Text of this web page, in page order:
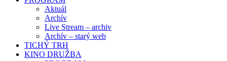
Aktuál
Archív
Live Stream – archiv
Archív – starý web
TICHÝ TRH
KINO DRUŽBA